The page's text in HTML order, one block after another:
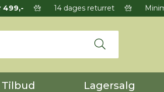
499,- 14 dages returret
Tilbud Lagersalg